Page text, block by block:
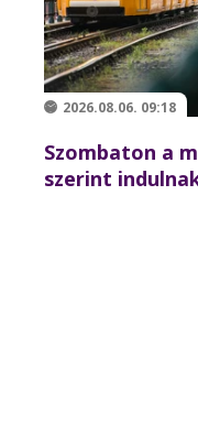
2026.08.06. 09:18
Szombaton a
szerint